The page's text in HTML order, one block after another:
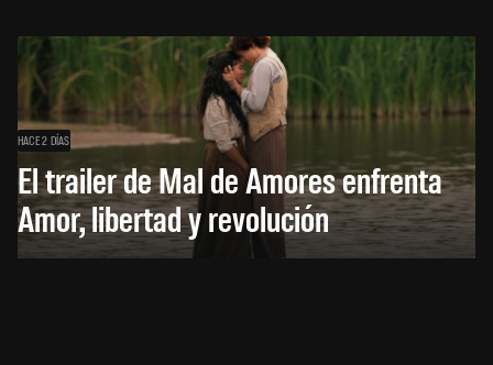
HACE 2 DÍAS
El trailer de Mal de Amores enfrenta
Amor, libertad y revolución